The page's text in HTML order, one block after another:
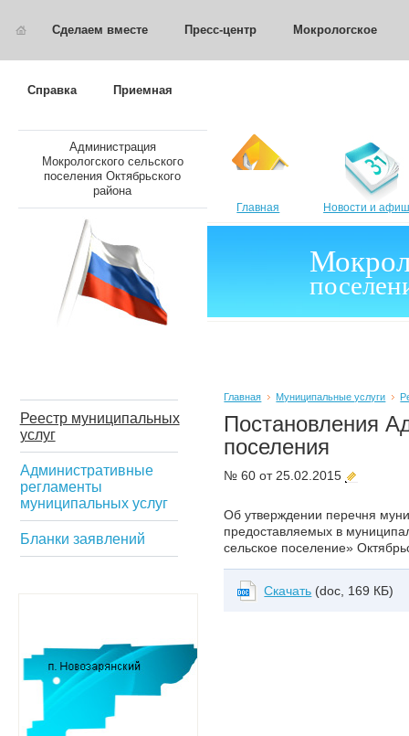
Сделаем вместе Пресс-центр Мокрологское
Справка Приемная
Администрация
Мокрологского сельского
поселения Октябрьского
района
Главная Новости и
Реестр муниципальных
услуг
Административные
регламенты
муниципальных услуг
Бланки заявлений
Главная Муниципальные услуги
Постановления
поселения
№ 60 от 25.02.2015
Об утверждении перечня
предоставляемых в
сельское поселение»
Скачать (doc, 169 КБ)